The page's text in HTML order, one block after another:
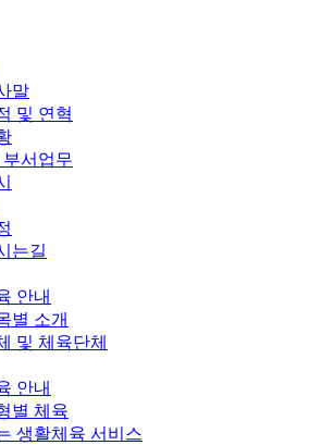
말
및 연혁
서업무
는길
안내
별 소개
및 체육단체
안내
별 체육
생활체육 서비스